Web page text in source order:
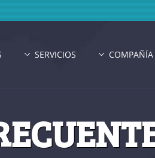
SERVICIOS COMPAÑÍA